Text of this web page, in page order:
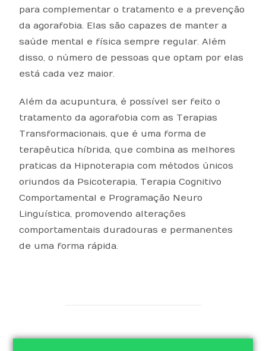
para complementar o tratamento e a prevenção
da agorafobia. Elas são capazes de manter a
saúde mental e física sempre regular. Além
disso, o número de pessoas que optam por elas
está cada vez maior.
Além da acupuntura, é possível ser feito o
tratamento da agorafobia com as Terapias
Transformacionais, que é uma forma de
terapêutica híbrida, que combina as melhores
praticas da Hipnoterapia com métodos únicos
oriundos da Psicoterapia, Terapia Cognitivo
Comportamental e Programação Neuro
Linguística, promovendo alterações
comportamentais duradouras e permanentes
de uma forma rápida.